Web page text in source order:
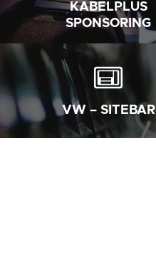
KABELPLUS
SPONSORING
VW – SITEBAR